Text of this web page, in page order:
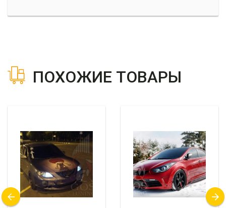
ПОХОЖИЕ ТОВАРЫ